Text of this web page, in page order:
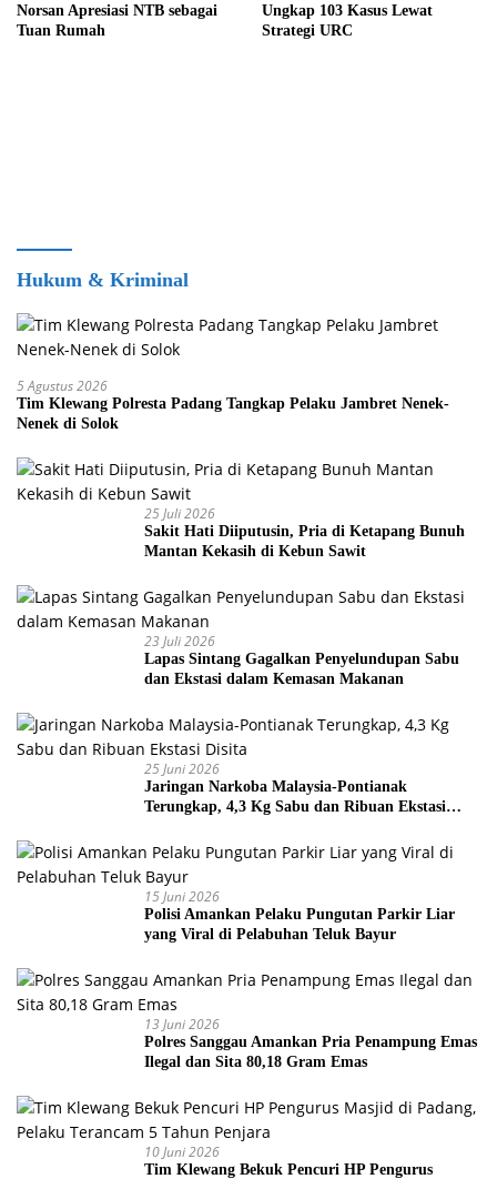
Norsan Apresiasi NTB sebagai
Tuan Rumah
Ungkap 103 Kasus Lewat
Strategi URC
Hukum & Kriminal
5 Agustus 2026
Tim Klewang Polresta Padang Tangkap Pelaku Jambret Nenek-
Nenek di Solok
25 Juli 2026
Sakit Hati Diiputusin, Pria di Ketapang Bunuh
Mantan Kekasih di Kebun Sawit
23 Juli 2026
Lapas Sintang Gagalkan Penyelundupan Sabu
dan Ekstasi dalam Kemasan Makanan
25 Juni 2026
Jaringan Narkoba Malaysia-Pontianak
Terungkap, 4,3 Kg Sabu dan Ribuan Ekstasi
15 Juni 2026
Polisi Amankan Pelaku Pungutan Parkir Liar
yang Viral di Pelabuhan Teluk Bayur
13 Juni 2026
Polres Sanggau Amankan Pria Penampung Emas
Ilegal dan Sita 80,18 Gram Emas
10 Juni 2026
Tim Klewang Bekuk Pencuri HP Pengurus